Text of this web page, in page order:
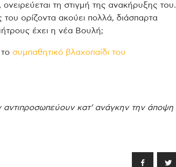
τη στιγμή της ανακήρυξης του.
ορίζοντα ακούει πολλά, διάσπαρτα
έχει η νέα Βουλή;
συμπαθητικό βλαχοπαίδι του
κατ’ ανάγκην την άποψη